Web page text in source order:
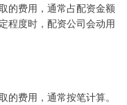
的费用，通常占配资金额
程度时，配资公司会动用
费用，通常按笔计算。